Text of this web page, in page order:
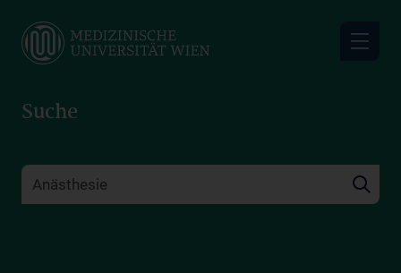
main
Suche